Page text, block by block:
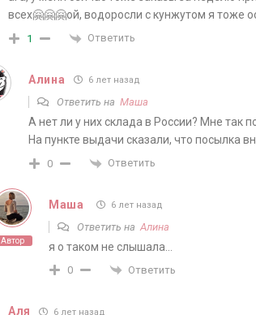
всех🤗🤗🤗ой, водоросли с кунжутом я тоже
1 Ответить
Алина 6 лет назад
Ответить на Маша
А нет ли у них склада в России? Мне так
На пункте выдачи сказали, что посылка
0 Ответить
Автор
Маша 6 лет назад
Ответить на Алина
я о таком не слышала…
0 Ответить
Аля 6 лет назад